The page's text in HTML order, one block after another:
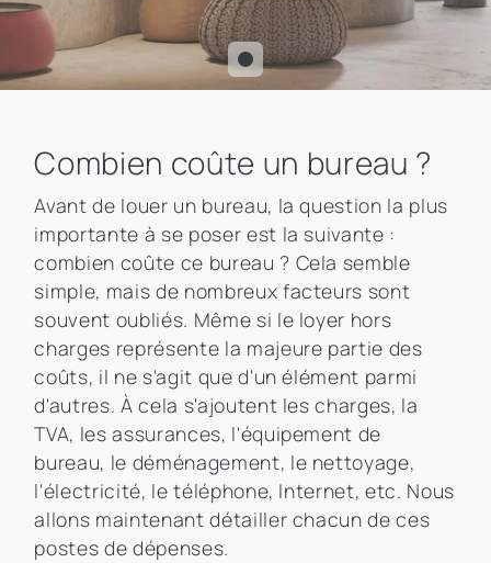
Combien coûte un bureau ?
Avant de louer un bureau, la question la plus
importante à se poser est la suivante :
combien coûte ce bureau ? Cela semble
simple, mais de nombreux facteurs sont
souvent oubliés. Même si le loyer hors
charges représente la majeure partie des
coûts, il ne s'agit que d'un élément parmi
d'autres. À cela s'ajoutent les charges, la
TVA, les assurances, l'équipement de
bureau, le déménagement, le nettoyage,
l'électricité, le téléphone, Internet, etc. Nous
allons maintenant détailler chacun de ces
postes de dépenses.